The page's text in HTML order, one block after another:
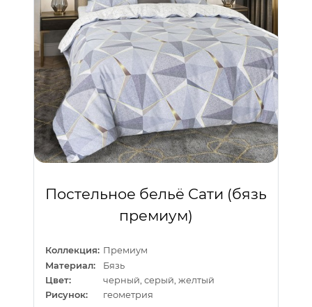
Постельное бельё Сати (бязь
премиум)
Коллекция: Премиум
Материал:
Бязь
Цвет:
черный, серый, желтый
Рисунок:
геометрия